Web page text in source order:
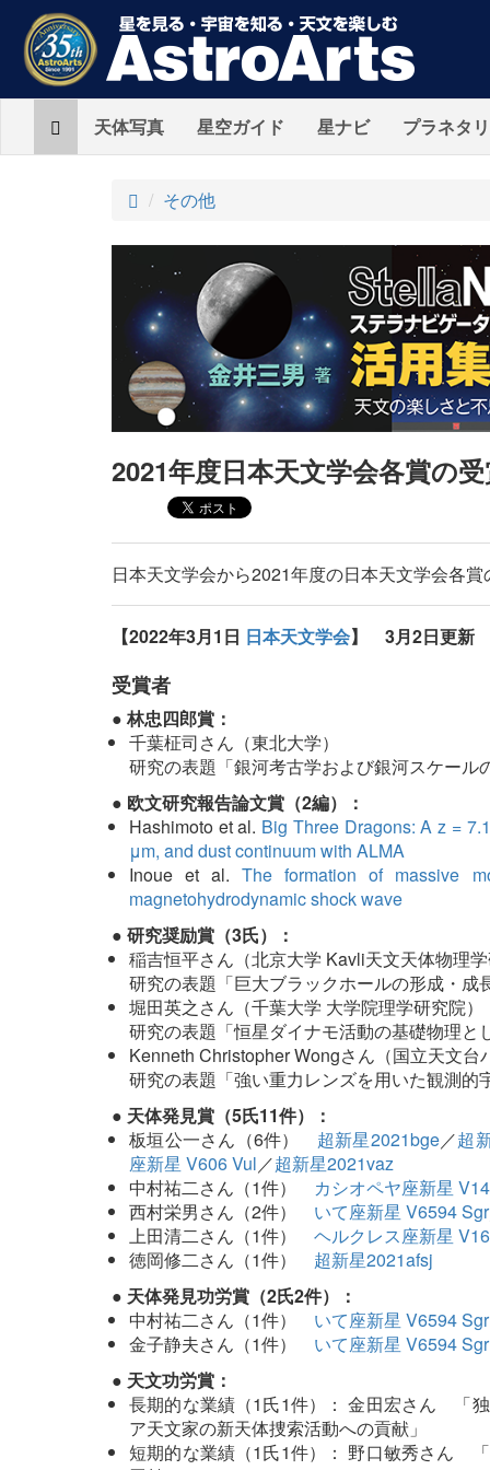
Home天体写真 星空ガイド 星ナビ プラネタ
ト
プ
その他
2021年度日本天文学会各賞の
日本天文学会から2021年度の日本天文学会各
【2022年3月1日 日本天文学会】 3月2日更新
受賞者
● 林忠四郎賞：
千葉柾司さん（東北大学）
研究の表題「銀河考古学および銀河スケール
● 欧文研究報告論文賞（2編）：
Hashimoto et al. Big Three Dragons: A z =
μm, and dust continuum with ALMA
Inoue et al.The formation of massive
magnetohydrodynamic shock wave
● 研究奨励賞（3氏）：
稲吉恒平さん（北京大学 Kavli天文天体物理
研究の表題「巨大ブラックホールの形成・成
堀田英之さん（千葉大学 大学院理学研究院）
研究の表題「恒星ダイナモ活動の基礎物理
Kenneth Christopher Wongさん（国立天文台
研究の表題「強い重力レンズを用いた観測的
● 天体発見賞（5氏11件）：
板垣公一さん（6件） 超新星2021bge／超
座新星 V606 Vul／超新星2021vaz
中村祐二さん（1件） カシオペヤ座新星
西村栄男さん（2件） いて座新星 V6594 Sgr
上田清二さん（1件） ヘルクレス座新星
徳岡修二さん（1件） 超新星2021afsj
● 天体発見功労賞（2氏2件）：
中村祐二さん（1件） いて座新星 V6594 Sgr
金子静夫さん（1件） いて座新星 V6594 Sgr
● 天文功労賞：
長期的な業績（1氏1件）： 金田宏さん 「
ア天文家の新天体捜索活動への貢献」
短期的な業績（1氏1件）： 野口敏秀さん